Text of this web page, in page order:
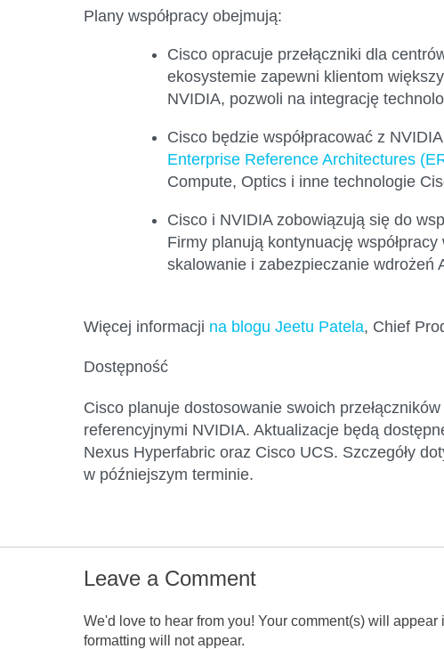
Plany współpracy obejmują:
Cisco opracuje przełączniki dla
ekosystemie zapewni klientom
NVIDIA, pozwoli na integrację
Cisco będzie współpracować z
Enterprise Reference Architectures
Compute, Optics i inne technologie
Cisco i NVIDIA zobowiązują się do
Firmy planują kontynuację
skalowanie i zabezpieczanie wdrożeń
Więcej informacji na blogu Jeetu Patela, Chief
Dostępność
Cisco planuje dostosowanie swoich
referencyjnymi NVIDIA. Aktualizacje będą
Nexus Hyperfabric oraz Cisco UCS. Szczegóły
w późniejszym terminie.
Leave a Comment
We'd love to hear from you! Your comment(s) will
formatting will not appear.